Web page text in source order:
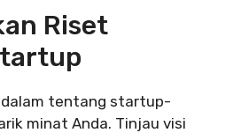
Riset
tentang startup-
minat Anda. Tinjau visi